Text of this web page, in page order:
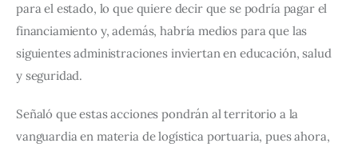
para el estado, lo que quiere decir que se podría pagar el
financiamiento y, además, habría medios para que las
siguientes administraciones inviertan en educación, salud
y seguridad.
Señaló que estas acciones pondrán al territorio a la
vanguardia en materia de logística portuaria, pues ahora,